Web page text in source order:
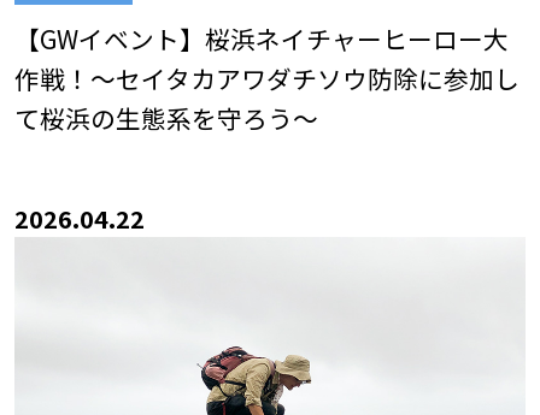
【GWイベント】桜浜ネイチャーヒーロー大
作戦！～セイタカアワダチソウ防除に参加し
て桜浜の生態系を守ろう～
2026.04.22